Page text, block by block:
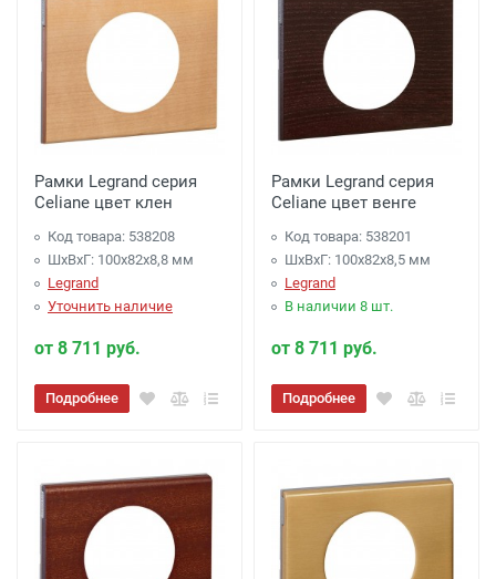
Рамки Legrand серия
Celiane цвет клен
Код товара: 538208
ШхВхГ: 100x82x8,8 мм
Legrand
Уточнить наличие
от 8 711 руб.
Подробнее
Рамки Legrand серия
Celiane цвет венге
Код товара: 538201
ШхВхГ: 100x82x8,5 мм
Legrand
В наличии 8 шт.
от 8 711 руб.
Подробнее